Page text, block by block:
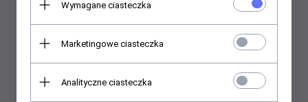
Wymagane ciasteczka
Marketingowe ciasteczka
Analityczne ciasteczka